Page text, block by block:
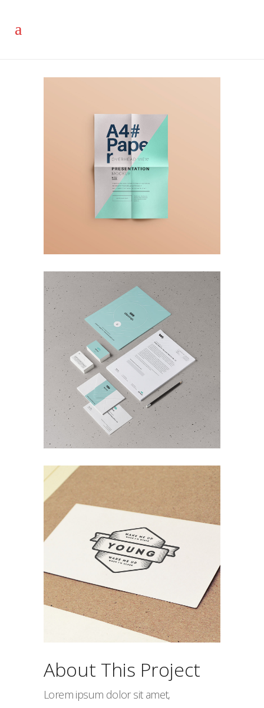
About This Project
Lorem ipsum dolor sit amet,